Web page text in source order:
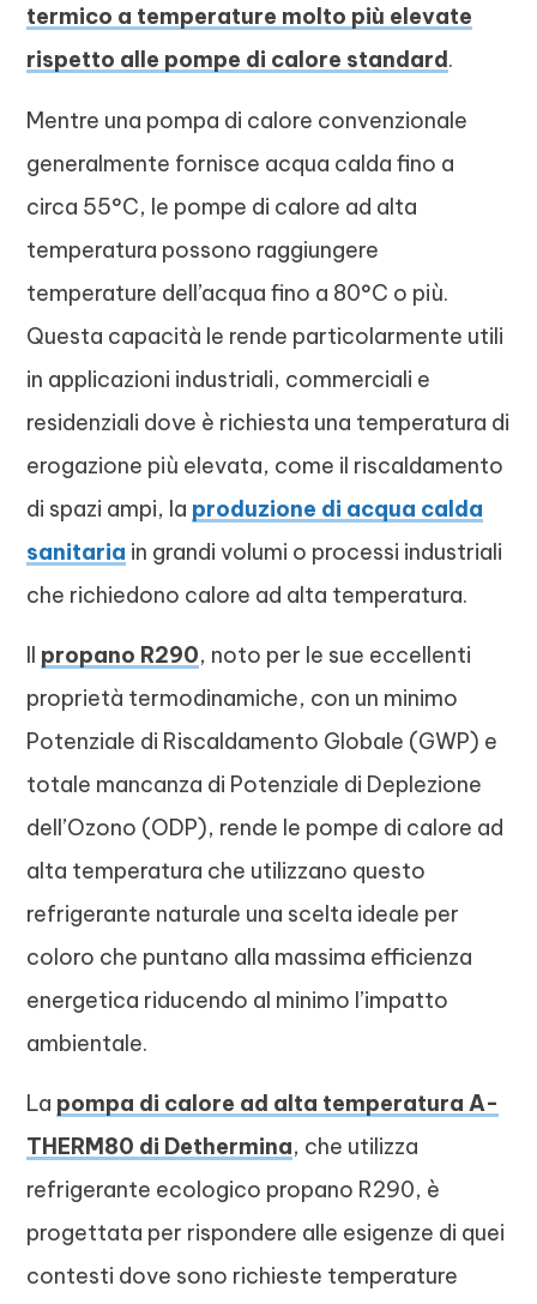
termico a temperature molto più elevate
rispetto alle pompe di calore standard.
Mentre una pompa di calore convenzionale
generalmente fornisce acqua calda fino a
circa 55°C, le pompe di calore ad alta
temperatura possono raggiungere
temperature dell’acqua fino a 80°C o più.
Questa capacità le rende particolarmente utili
in applicazioni industriali, commerciali e
residenziali dove è richiesta una temperatura di
erogazione più elevata, come il riscaldamento
di spazi ampi, la produzione di acqua calda
sanitaria in grandi volumi o processi industriali
che richiedono calore ad alta temperatura.
Il propano R290, noto per le sue eccellenti
proprietà termodinamiche, con un minimo
Potenziale di Riscaldamento Globale (GWP) e
totale mancanza di Potenziale di Deplezione
dell’Ozono (ODP), rende le pompe di calore ad
alta temperatura che utilizzano questo
refrigerante naturale una scelta ideale per
coloro che puntano alla massima efficienza
energetica riducendo al minimo l’impatto
ambientale.
La pompa di calore ad alta temperatura A-
THERM80 di Dethermina, che utilizza
refrigerante ecologico propano R290, è
progettata per rispondere alle esigenze di quei
contesti dove sono richieste temperature